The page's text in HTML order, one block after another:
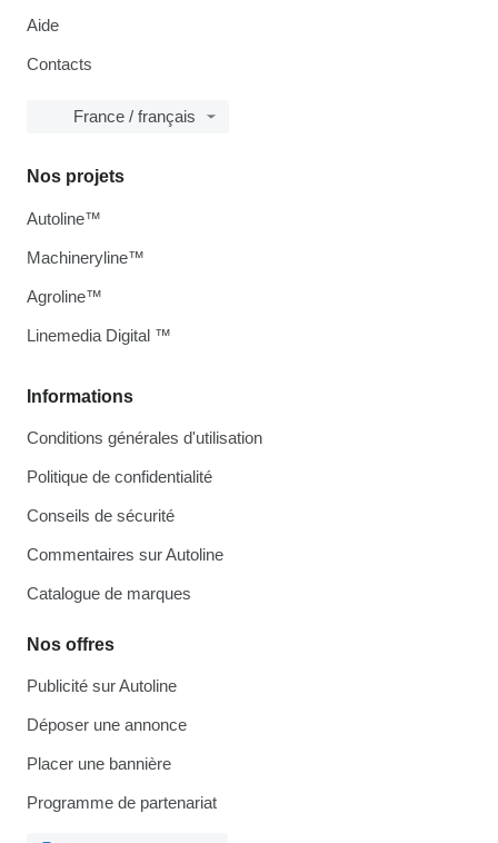
Aide
Contacts
France / français
Informations
Conditions générales d'utilisation
Politique de confidentialité
Conseils de sécurité
Commentaires sur Autoline
Catalogue de marques
Nos offres
Publicité sur Autoline
Déposer une annonce
Placer une bannière
Programme de partenariat
Nos projets
Autoline™
Machineryline™
Agroline™
Linemedia Digital ™